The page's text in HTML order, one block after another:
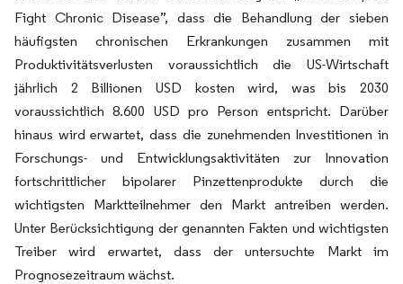
Fight Chronic Disease”, dass die Behandlung der sieben
häufigsten chronischen Erkrankungen zusammen mit
Produktivitätsverlusten voraussichtlich die US-Wirtschaft
jährlich 2 Billionen USD kosten wird, was bis 2030
voraussichtlich 8.600 USD pro Person entspricht. Darüber
hinaus wird erwartet, dass die zunehmenden Investitionen in
Forschungs- und Entwicklungsaktivitäten zur Innovation
fortschrittlicher bipolarer Pinzettenprodukte durch die
wichtigsten Marktteilnehmer den Markt antreiben werden.
Unter Berücksichtigung der genannten Fakten und wichtigsten
Treiber wird erwartet, dass der untersuchte Markt im
Prognosezeitraum wächst.